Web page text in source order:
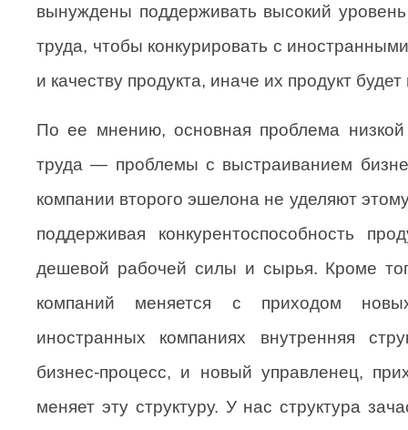
вынуждены поддерживать высокий уровень
труда, чтобы конкурировать с
и качеству продукта, иначе их продукт
По ее мнению, основная проблема низкой
труда — проблемы с выстраиванием
компании второго эшелона не уделяют
поддерживая конкурентоспособность
дешевой рабочей силы и сырья. Кроме
компаний меняется с приходом
иностранных компаниях внутренняя
бизнес-процесс, и новый управленец,
меняет эту структуру. У нас структура